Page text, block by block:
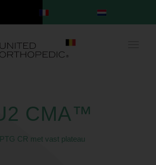
CMA™
PTG CR met vast plateau